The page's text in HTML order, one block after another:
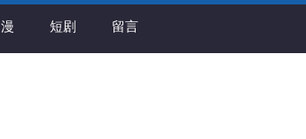
短剧 留言